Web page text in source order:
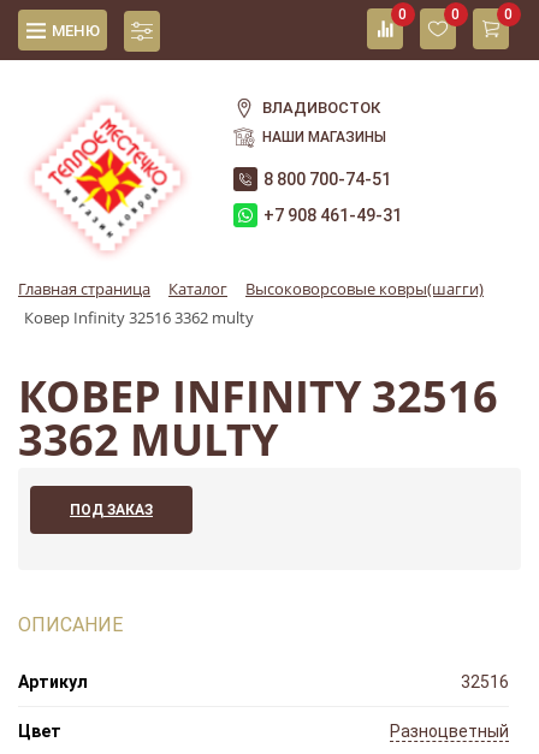
МЕНЮ
0 0 0
ВЛАДИВОСТОК
НАШИ МАГАЗИНЫ
8 800 700-74-51
+7 908 461-49-31
Главная страница Каталог
Высоковорсовые ковры(шагги)
Ковер Infinity 32516 3362 multy
КОВЕР INFINITY 32516
3362 MULTY
ПОД ЗАКАЗ
ОПИСАНИЕ
Артикул 32516
Цвет Разноцветный